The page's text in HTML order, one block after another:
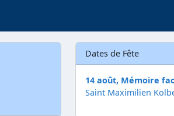
Dates de Fête
14 août, Mémoire
Saint Maximilien